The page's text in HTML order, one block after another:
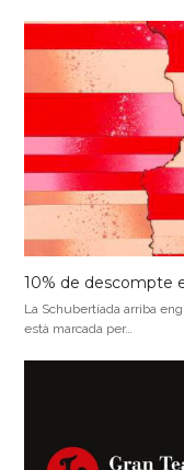
10% de descompte
La Schubertíada arriba
està marcada per…